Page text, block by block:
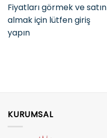
Fiyatları görmek ve satın
almak için lütfen giriş
yapın
KURUMSAL